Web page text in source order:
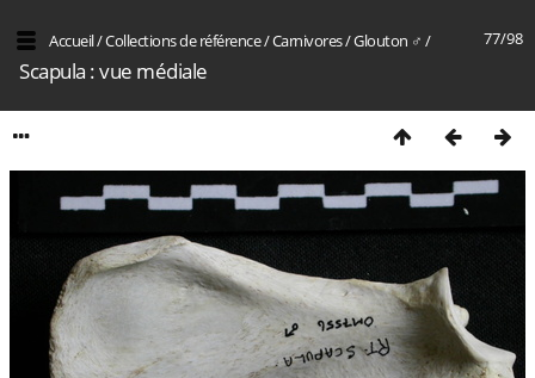
77/98
Accueil/Collections de référence/Carnivores/Glouton ♂ /
Scapula : vue médiale